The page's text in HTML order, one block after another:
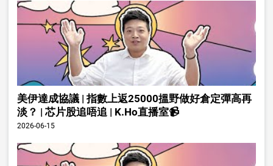
美伊達成協議 | 指數上返25000搵野做好倉定彈高再
淡？ | 芯片股追唔追 | K.Ho直播室📹
2026-06-15